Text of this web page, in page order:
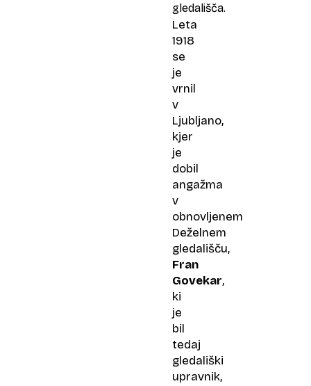
gledališča.
Leta
1918
se
je
vrnil
v
Ljubljano,
kjer
je
dobil
angažma
v
obnovljenem
Deželnem
gledališču,
Fran
Govekar,
ki
je
bil
tedaj
gledališki
upravnik,